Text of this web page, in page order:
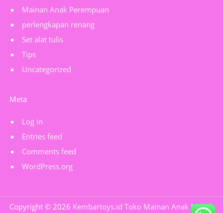
Mainan Anak Perempuan
perlengkapan renang
Set alat tulis
Tips
Uncategorized
Meta
Log in
Entries feed
Comments feed
WordPress.org
Copyright © 2026 Kembartoys.id Toko Mainan Anak Murah